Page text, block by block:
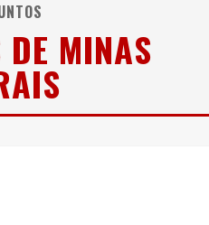
Uberlândia recebe estreia nacional de espetáculo inspirado em episódio marcante da vida de Friedrich Nietzsche
DE MINAS